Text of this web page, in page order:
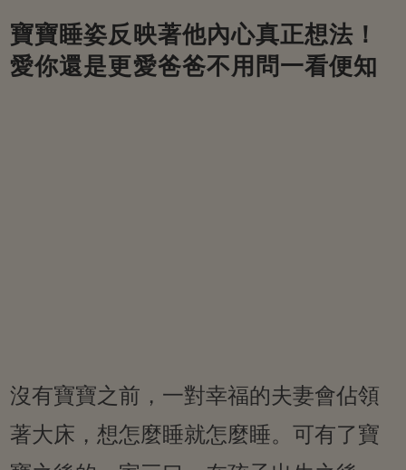
寶寶睡姿反映著他內心真正想法！
愛你還是更愛爸爸不用問一看便知
沒有寶寶之前，一對幸福的夫妻會佔領
著大床，想怎麼睡就怎麼睡。可有了寶